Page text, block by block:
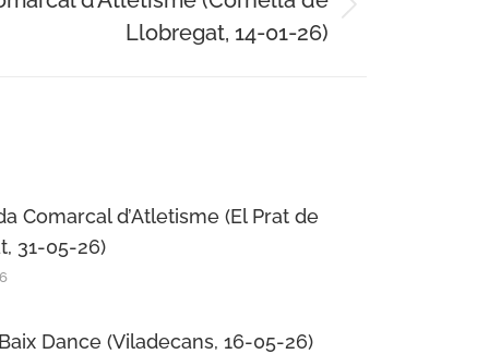
Llobregat, 14-01-26)
Comarcal d’Atletisme (El Prat de
31-05-26)
Dance (Viladecans, 16-05-26)